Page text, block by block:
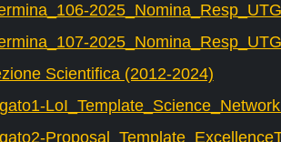
Scientifica (2012-2024)